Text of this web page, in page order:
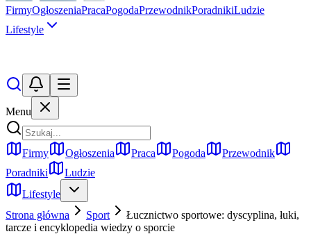
FirmyOgłoszeniaPracaPogodaPrzewodnikPoradnikiLudzie
Lifestyle
Menu
Firmy Ogłoszenia Praca Pogoda
Przewodnik
Poradniki
Ludzie
Lifestyle
Strona główna
Sport
Łucznictwo sportowe: dyscyplina, łuki,
tarcze i encyklopedia wiedzy o sporcie